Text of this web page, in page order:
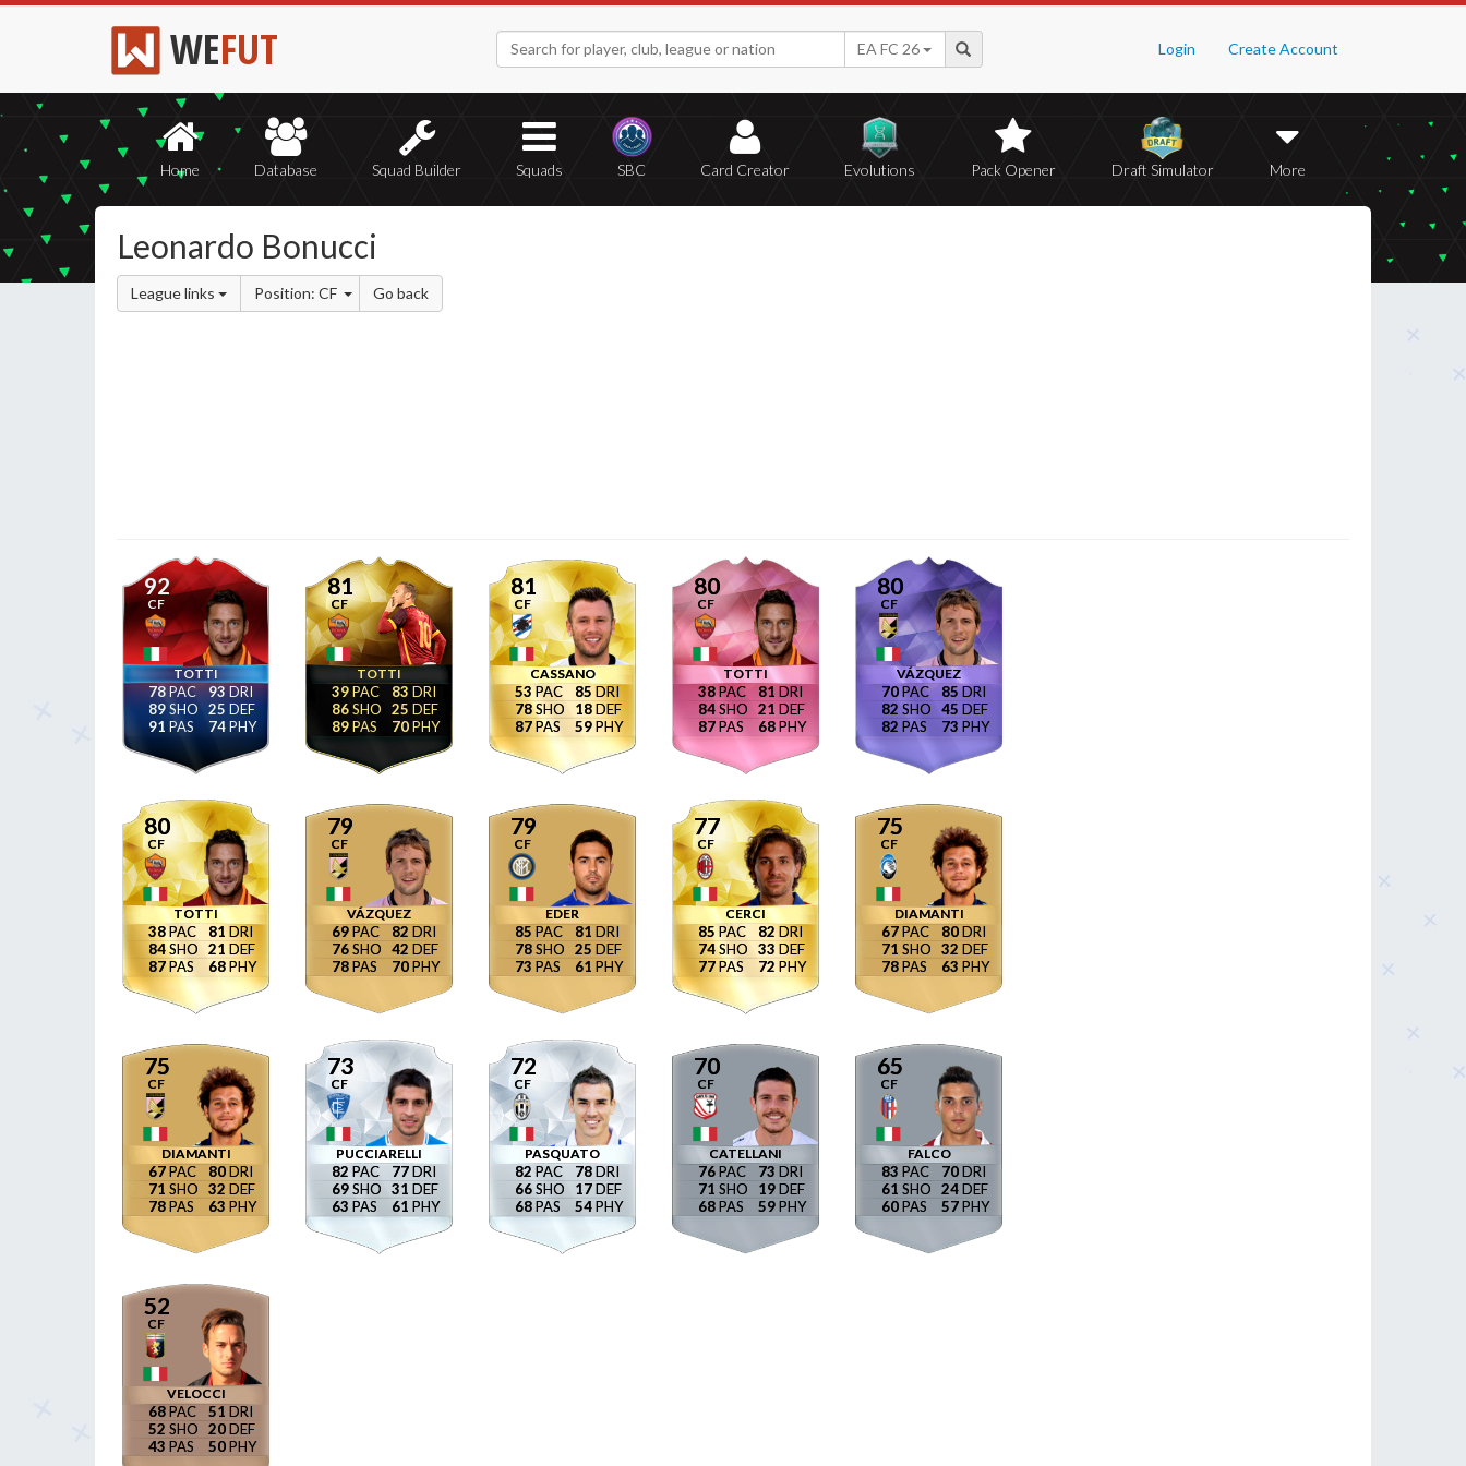
WEFUT Login Create Account
EA FC 26
Home Database Squad Builder Squads SBC Card Creator Evolutions Pack Opener Draft Simulator More
Leonardo Bonucci
League links Position: CF Go back
92
CF
TOTTI
78
89
91
93
25
74
81
CF
TOTTI
39
86
89
83
25
70
81
CF
CASSANO
53
78
87
85
18
59
80
CF
TOTTI
38
84
87
81
21
68
80
CF
VÁZQUEZ
70
82
82
85
45
73
80
CF
TOTTI
38
84
87
81
21
68
79
CF
VÁZQUEZ
69
76
78
82
42
70
79
CF
EDER
85
78
73
81
25
61
77
CF
CERCI
85
74
77
82
33
72
75
CF
DIAMANTI
67
71
78
80
32
63
75
CF
DIAMANTI
67
71
78
80
32
63
73
CF
PUCCIARELLI
82
69
63
77
31
61
72
CF
PASQUATO
82
66
68
78
17
54
70
CF
CATELLANI
76
71
68
73
19
59
65
CF
FALCO
83
61
60
70
24
57
52
CF
VELOCCI
68
52
43
51
20
50